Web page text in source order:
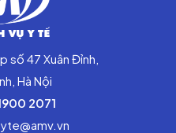
số 47 Xuân Đỉnh,
Hà Nội
2071